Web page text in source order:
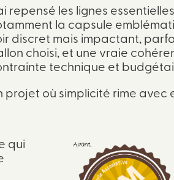
repensé les lignes
la capsule
discret mais impactant,
choisi, et une vraie
technique et
projet où simplicité rime avec
qui